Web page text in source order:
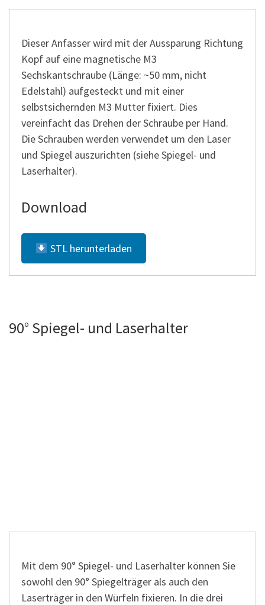
Dieser Anfasser wird mit der Aussparung Richtung
Kopf auf eine magnetische M3
Sechskantschraube (Länge: ~50 mm, nicht
Edelstahl) aufgesteckt und mit einer
selbstsichernden M3 Mutter fixiert. Dies
vereinfacht das Drehen der Schraube per Hand.
Die Schrauben werden verwendet um den Laser
und Spiegel auszurichten (siehe Spiegel- und
Laserhalter).
Download
STL herunterladen
90° Spiegel- und Laserhalter
Mit dem 90° Spiegel- und Laserhalter können Sie
sowohl den 90° Spiegelträger als auch den
Laserträger in den Würfeln fixieren. In die drei